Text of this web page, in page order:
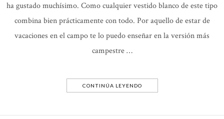
ha gustado muchísimo. Como cualquier vestido blanco de este tipo
combina bien prácticamente con todo. Por aquello de estar de
vacaciones en el campo te lo puedo enseñar en la versión más
campestre …
CONTINÚA LEYENDO